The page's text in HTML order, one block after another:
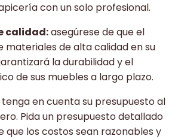
con un solo profesional.
calidad:asegúrese de que el
materiales de alta calidad en su
la durabilidad y el
de sus muebles a largo plazo.
tenga en cuenta su presupuesto al
Pida un presupuesto detallado
que los costos sean razonables y